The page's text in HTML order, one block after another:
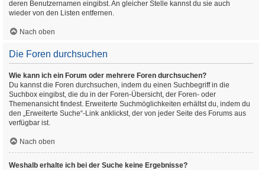
deren Benutzernamen eingibst. An gleicher Stelle kannst du sie auch
wieder von den Listen entfernen.
Nach oben
Die Foren durchsuchen
Wie kann ich ein Forum oder mehrere Foren durchsuchen?
Du kannst die Foren durchsuchen, indem du einen Suchbegriff in die
Suchbox eingibst, die du in der Foren-Übersicht, der Foren- oder
Themenansicht findest. Erweiterte Suchmöglichkeiten erhältst du, indem du
den „Erweiterte Suche“-Link anklickst, der von jeder Seite des Forums aus
verfügbar ist.
Nach oben
Weshalb erhalte ich bei der Suche keine Ergebnisse?